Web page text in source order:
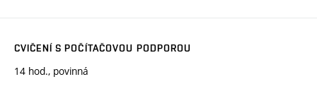
CVIČENÍ S POČÍTAČOVOU PODPOROU
14 hod., povinná